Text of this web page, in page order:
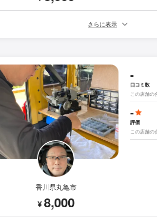
さらに表示
香川県丸亀市
¥8,000
-
口コミ数
この店舗の
-
評価
この店舗の